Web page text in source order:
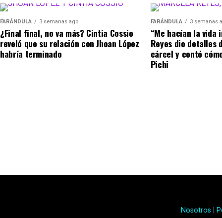
@kimetsu2025yina habla de Aida y Escro
#teamyinacalderon
♬ sonido original –
Y agregó: “Por ejemplo,
porque mi mujer me ama
la fricción es diferente.
jacuzzi es cuando se pone
FARÁNDULA 3 semanas ago
¿Final final, no va más? Cintia Cossio
reveló que su relación con Jhoan López
habría terminado
FARÁNDULA 3 semanas
“Me hacían la vida
Reyes dio detalles
cárcel y contó
Pichi
Nosotros